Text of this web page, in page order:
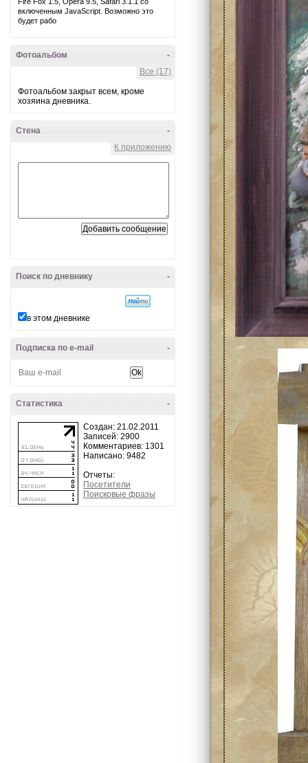
включенным JavaScript. Возможно это
будет рабо
-
Фотоальбом
Все (17)
Фотоальбом закрыт всем, кроме
хозяина дневника.
-
Стена
К приложению
-
Поиск по дневнику
в этом дневнике
-
Подписка по e-mail
-
Статистика
Создан: 21.02.2011
Записей: 2900
Комментариев: 1301
Написано: 9482
Отчеты:
Посетители
Поисковые фразы